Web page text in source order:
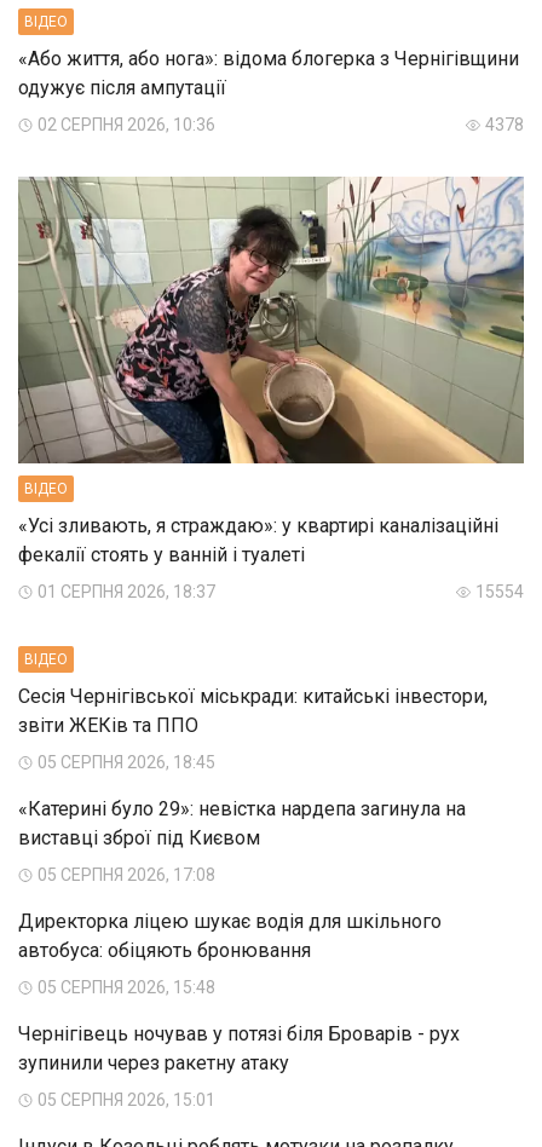
ВIДЕО
«Або життя, або нога»: відома блогерка з Чернігівщини
одужує після ампутації
02 СЕРПНЯ 2026, 10:36 4378
ВIДЕО
«Усі зливають, я страждаю»: у квартирі каналізаційні
фекалії стоять у ванній і туалеті
01 СЕРПНЯ 2026, 18:37 15554
ВIДЕО
Сесія Чернігівської міськради: китайські інвестори,
звіти ЖЕКів та ППО
05 СЕРПНЯ 2026, 18:45
«Катерині було 29»: невістка нардепа загинула на
виставці зброї під Києвом
05 СЕРПНЯ 2026, 17:08
Директорка ліцею шукає водія для шкільного
автобуса: обіцяють бронювання
05 СЕРПНЯ 2026, 15:48
Чернігівець ночував у потязі біля Броварів - рух
зупинили через ракетну атаку
05 СЕРПНЯ 2026, 15:01